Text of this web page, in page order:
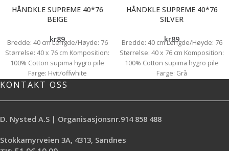
HÅNDKLE SUPREME 40*76
BEIGE
kr89
Bredde: 40 cm Lengde/Høyde: 76
Størrelse: 40 x 76 cm Komposition:
100% Cotton supima hygro pile
Farge: Hvit/offwhite
HÅNDKLE SUPREME 40*76
SILVER
kr89
Bredde: 40 cm Lengde/Høyde: 76
Størrelse: 40 x 76 cm Komposition:
100% Cotton supima hygro pile
Farge: Grå
KONTAKT OSS
D. Nysted A.S | Organisasjonsnr.914 858 488
Stokkamyrveien 3A, 4313, Sandnes